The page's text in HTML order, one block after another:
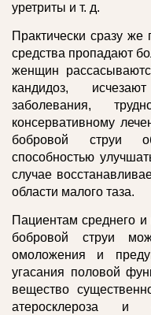
уретриты и т. д.
Практически сразу же
средства пропадают
женщин
кандидоз,
заболевания,
консервативному
бобровой струи
способностью
случае
области малого таза.
Пациентам среднего
бобровой струи
омоложения и
угасания половой
вещество
атеросклероза и